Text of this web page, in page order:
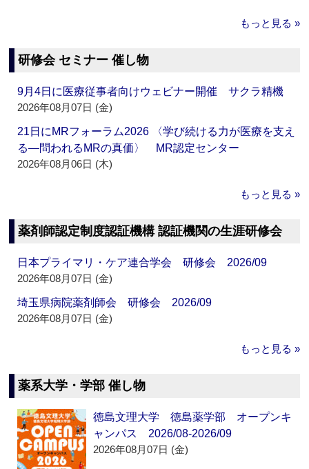
もっと見る »
研修会 セミナー 催し物
9月4日に医療従事者向けウェビナー開催 サクラ精機
2026年08月07日 (金)
21日にMRフォーラム2026 〈学び続ける力が医療を支え
る―問われるMRの真価〉 MR認定センター
2026年08月06日 (木)
もっと見る »
薬剤師認定制度認証機構 認証機関の生涯研修会
日本プライマリ・ケア連合学会 研修会 2026/09
2026年08月07日 (金)
埼玉県病院薬剤師会 研修会 2026/09
2026年08月07日 (金)
もっと見る »
薬系大学・学部 催し物
徳島文理大学 徳島薬学部 オープンキ
ャンパス 2026/08-2026/09
2026年08月07日 (金)